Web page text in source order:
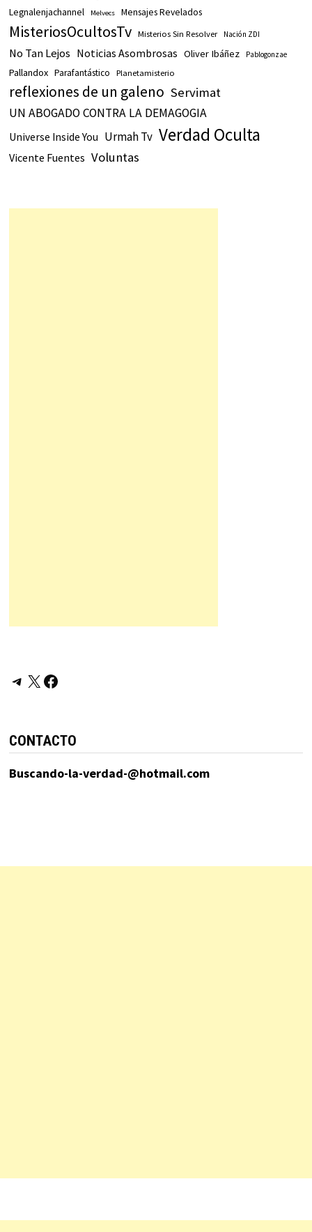
Legnalenjachannel Melvecs Mensajes Revelados
MisteriosOcultosTv Misterios Sin Resolver Nación ZDI
No Tan Lejos Noticias Asombrosas Oliver Ibáñez Pablogonzae
Pallandox Parafantástico Planetamisterio
reflexiones de un galeno Servimat
UN ABOGADO CONTRA LA DEMAGOGIA
Universe Inside You Urmah Tv Verdad Oculta
Vicente Fuentes Voluntas
Telegram
X Facebook
CONTACTO
Buscando-la-verdad-@hotmail.com